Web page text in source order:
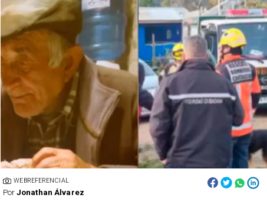
WEBREFERENCIAL
Por Jonathan Álvarez